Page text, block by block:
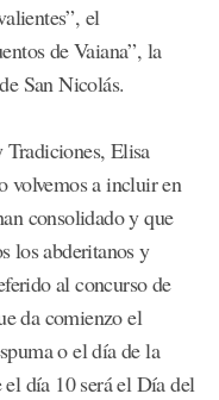
el
de Vaiana”, la
San Nicolás.
Tradiciones, Elisa
volvemos a incluir en
consolidado y que
los abderitanos y
al concurso de
da comienzo el
o el día de la
día 10 será el Día del